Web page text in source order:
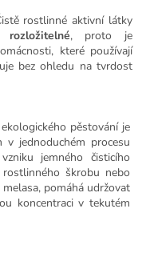
rostlinné aktivní látky
, proto je
které používají
bez ohledu na tvrdost
pěstování je
v jednoduchém procesu
jemného čisticího
škrobu nebo
pomáhá udržovat
koncentraci v tekutém